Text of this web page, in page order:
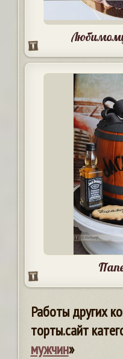
Работы других
торты.сайт
мужчин»